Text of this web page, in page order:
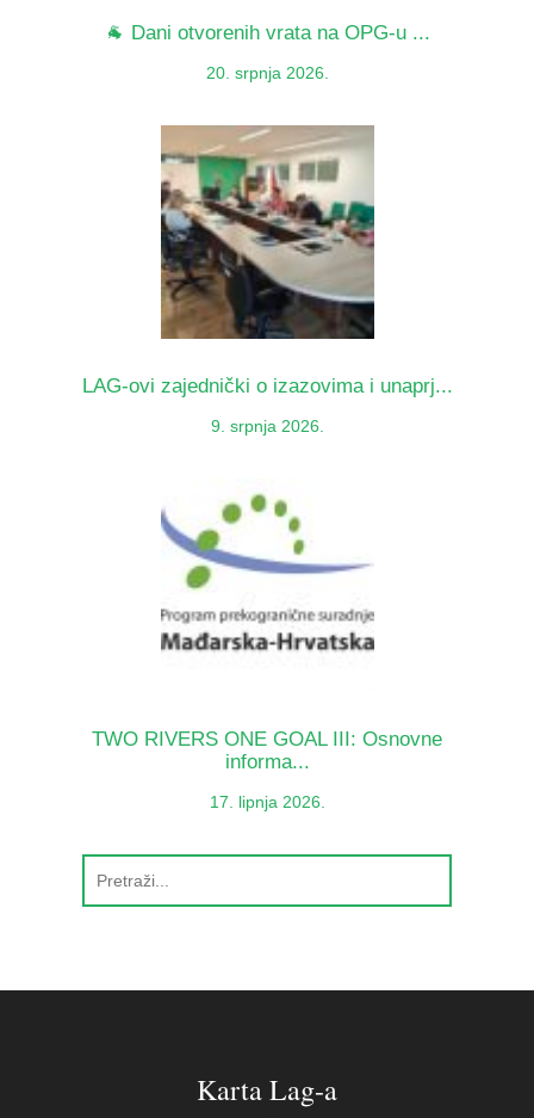
🐐 Dani otvorenih vrata na OPG-u ...
20. srpnja 2026.
LAG-ovi zajednički o izazovima i unaprj...
9. srpnja 2026.
TWO RIVERS ONE GOAL III: Osnovne
informa...
17. lipnja 2026.
Karta Lag-a